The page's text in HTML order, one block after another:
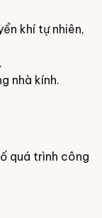
khí tự nhiên,
nhà kính.
quá trình công